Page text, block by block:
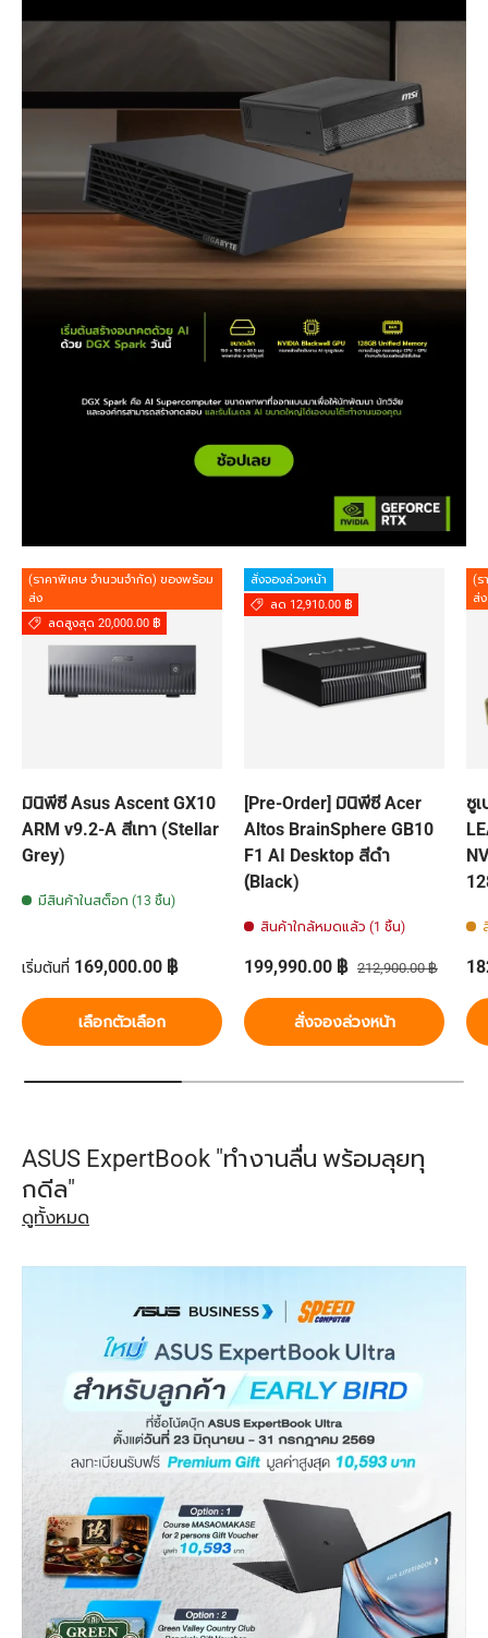
(ราคาพิเศษ จำนวนจำกัด) ของพร้อม
ส่ง
ลดสูงสุด 20,000.00 ฿
มินิพีซี Asus Ascent GX10
ARM v9.2-A สีเทา (Stellar
Grey)
มีสินค้าในสต็อก (13 ชิ้น)
ราคาปกติ
เริ่มต้นที่ 169,000.00 ฿
เลือกตัวเลือก
สั่งจองล่วงหน้า
ลด 12,910.00 ฿
[Pre-Order] มินิพีซี Acer
Altos BrainSphere GB10
F1 AI Desktop สีดำ
(ฺBlack)
สินค้าใกล้หมดแล้ว (1 ชิ้น)
ราคาส่วนลด
199,990.00 ฿ ราคาปกติ
212,900.00 ฿
สั่งจองล่วงหน้า
(ร
ส่ง
ซู
ร
ASUS ExpertBook "ทำงานลื่น พร้อมลุยทุ
กดีล"
ดูทั้งหมด